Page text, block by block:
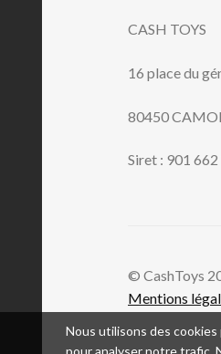
CASH TOYS
16 place du
80450
Siret : 901
© CashToys
Mentions
Nous utilisons des
pour analyser notre trafic.